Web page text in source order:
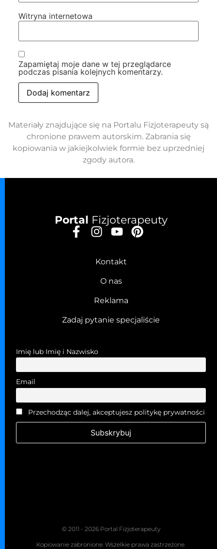
Witryna internetowa
Zapamiętaj moje dane w tej przeglądarce
podczas pisania kolejnych komentarzy.
Materiały znajdujące się na Portalu Fizjoterapeuty są
chronione prawem autorskim. Zabrania się
kopiowania w jakiejkolwiek formie bez uprzedniej
zgody autora.
Portal Fizjoterapeuty
Kontakt
O nas
Reklama
Zadaj pytanie specjaliście
Imię lub Imię i Nazwisko
Email
Przechodząc dalej, akceptujesz politykę prywatności
© 2011 - 2026 Portal Fizjoterapeuty
Kopiowanie zabronione. Wszelkie prawa zastrzeżone.